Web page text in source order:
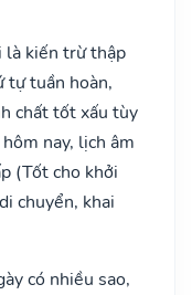
là kiến trừ thập
tự tuần hoàn,
chất tốt xấu tùy
nay, lịch âm
(Tốt cho khởi
chuyển, khai
có nhiều sao,